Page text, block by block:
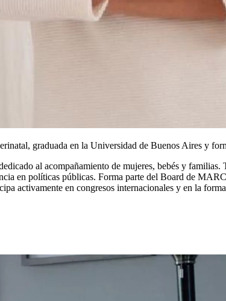
graduada en la Universidad de Buenos Aires y
al acompañamiento de mujeres, bebés y
en políticas públicas. Forma parte del Board de
activamente en congresos internacionales y en la